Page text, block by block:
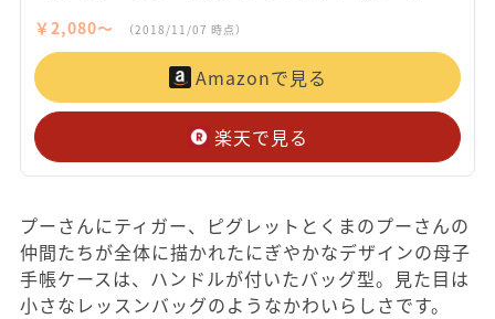
￥2,080〜 （2018/11/07 時点）
Amazonで見る
楽天で見る
プーさんにティガー、ピグレットとくまのプーさんの
仲間たちが全体に描かれたにぎやかなデザインの母子
手帳ケースは、ハンドルが付いたバッグ型。見た目は
小さなレッスンバッグのようなかわいらしさです。